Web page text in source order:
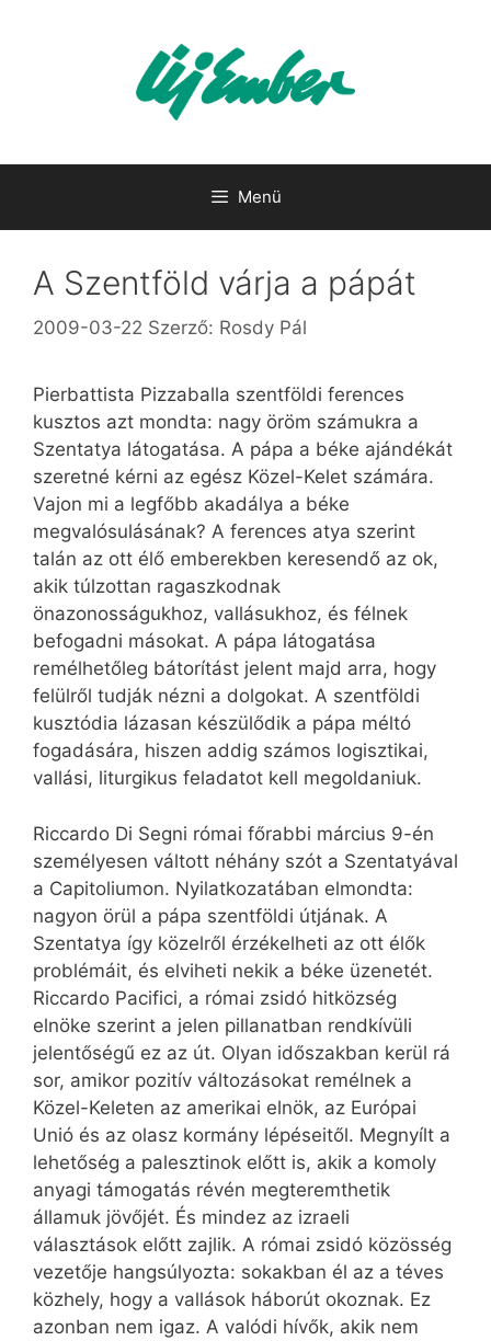
Menü
A Szentföld várja a pápát
2009-03-22 Szerző: Rosdy Pál
Pierbattista Pizzaballa szentföldi ferences
kusztos azt mondta: nagy öröm számukra a
Szentatya látogatása. A pápa a béke ajándékát
szeretné kérni az egész Közel-Kelet számára.
Vajon mi a legfőbb akadálya a béke
megvalósulásának? A ferences atya szerint
talán az ott élő emberekben keresendő az ok,
akik túlzottan ragaszkodnak
önazonosságukhoz, vallásukhoz, és félnek
befogadni másokat. A pápa látogatása
remélhetőleg bátorítást jelent majd arra, hogy
felülről tudják nézni a dolgokat. A szentföldi
kusztódia lázasan készülődik a pápa méltó
fogadására, hiszen addig számos logisztikai,
vallási, liturgikus feladatot kell megoldaniuk.
Riccardo Di Segni római főrabbi március 9-én
személyesen váltott néhány szót a Szentatyával
a Capitoliumon. Nyilatkozatában elmondta:
nagyon örül a pápa szentföldi útjának. A
Szentatya így közelről érzékelheti az ott élők
problémáit, és elviheti nekik a béke üzenetét.
Riccardo Pacifici, a római zsidó hitközség
elnöke szerint a jelen pillanatban rendkívüli
jelentőségű ez az út. Olyan időszakban kerül rá
sor, amikor pozitív változásokat remélnek a
Közel-Keleten az amerikai elnök, az Európai
Unió és az olasz kormány lépéseitől. Megnyílt a
lehetőség a palesztinok előtt is, akik a komoly
anyagi támogatás révén megteremthetik
államuk jövőjét. És mindez az izraeli
választások előtt zajlik. A római zsidó közösség
vezetője hangsúlyozta: sokakban él az a téves
közhely, hogy a vallások háborút okoznak. Ez
azonban nem igaz. A valódi hívők, akik nem